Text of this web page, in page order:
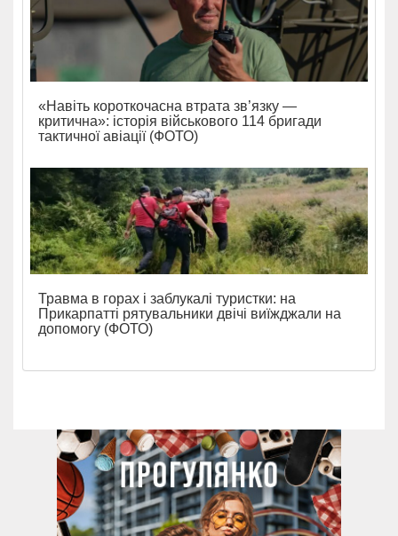
«Навіть короткочасна втрата зв’язку —
критична»: історія військового 114 бригади
тактичної авіації (ФОТО)
Травма в горах і заблукалі туристки: на
Прикарпатті рятувальники двічі виїжджали на
допомогу (ФОТО)